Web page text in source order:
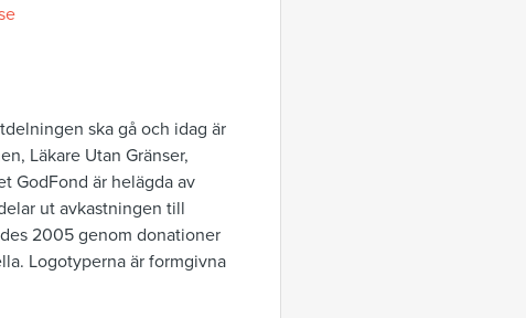
ska gå och idag är
Läkare Utan Gränser,
GodFond är helägda av
ut avkastningen till
2005 genom donationer
Logotyperna är formgivna